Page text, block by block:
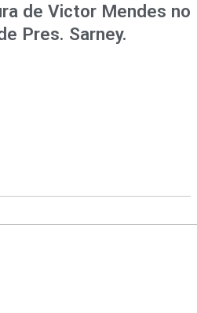
de Victor Mendes no
Pres. Sarney.